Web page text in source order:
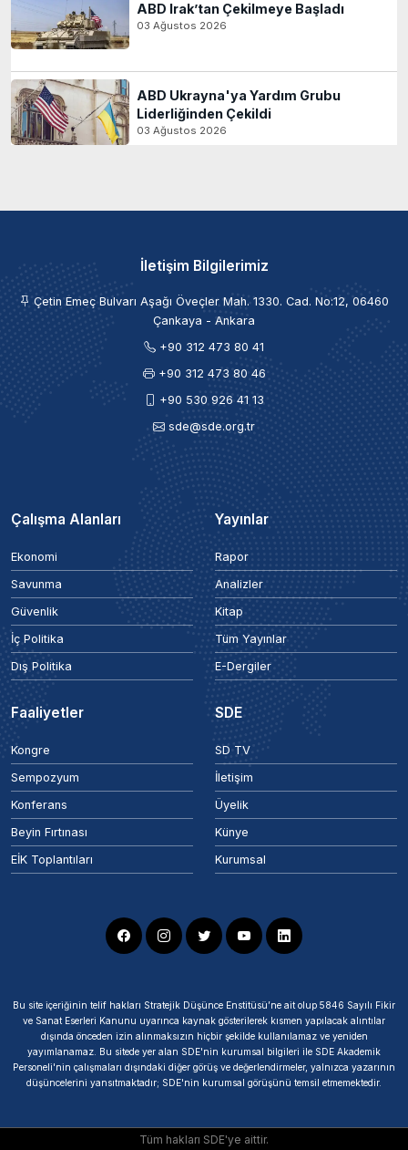
ABD Irak’tan Çekilmeye Başladı
03 Ağustos 2026
ABD Ukrayna'ya Yardım Grubu
Liderliğinden Çekildi
03 Ağustos 2026
İletişim Bilgilerimiz
Çetin Emeç Bulvarı Aşağı Öveçler Mah. 1330. Cad. No:12, 06460
Çankaya - Ankara
+90 312 473 80 41
+90 312 473 80 46
+90 530 926 41 13
sde@sde.org.tr
Çalışma Alanları
Ekonomi
Savunma
Güvenlik
İç Politika
Dış Politika
Yayınlar
Rapor
Analizler
Kitap
Tüm Yayınlar
E-Dergiler
Faaliyetler
Kongre
Sempozyum
Konferans
Beyin Fırtınası
EİK Toplantıları
SDE
SD TV
İletişim
Üyelik
Künye
Kurumsal
Bu site içeriğinin telif hakları Stratejik Düşünce Enstitüsü’ne ait olup 5846 Sayılı Fikir
ve Sanat Eserleri Kanunu uyarınca kaynak gösterilerek kısmen yapılacak alıntılar
dışında önceden izin alınmaksızın hiçbir şekilde kullanılamaz ve yeniden
yayımlanamaz. Bu sitede yer alan SDE'nin kurumsal bilgileri ile SDE Akademik
Personeli'nin çalışmaları dışındaki diğer görüş ve değerlendirmeler, yalnızca yazarının
düşüncelerini yansıtmaktadır; SDE'nin kurumsal görüşünü temsil etmemektedir.
Tüm hakları SDE'ye aittir.